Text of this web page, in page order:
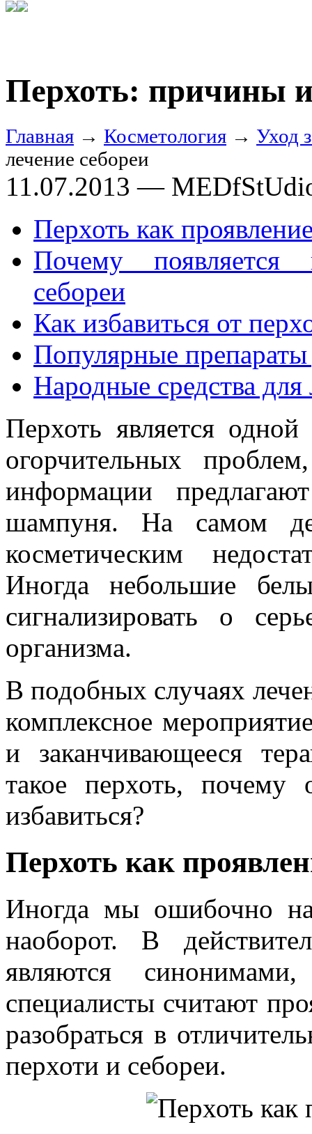
Перхоть: причины и
Главная → Косметология → Уход
лечение себореи
11.07.2013 —
Перхоть как
Почему появляется
себореи
Как избавиться от
Популярные препараты
Народные средства
Перхоть является
огорчительных
информации
шампуня. На самом
косметическим
Иногда небольшие
сигнализировать о
организма.
В подобных случаях
комплексное
и заканчивающееся
такое перхоть,
избавиться?
Перхоть как
Иногда мы ошибочно
наоборот. В
являются
специалисты считают
разобраться в
перхоти и себореи.